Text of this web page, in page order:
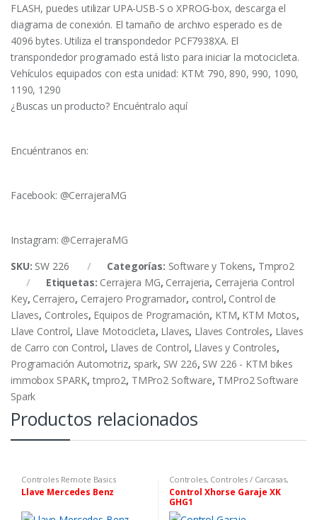
FLASH, puedes utilizar UPA-USB-S o XPROG-box, descarga el
diagrama de conexión. El tamaño de archivo esperado es de
4096 bytes. Utiliza el transpondedor PCF7938XA. El
transpondedor programado está listo para iniciar la motocicleta.
Vehículos equipados con esta unidad: KTM: 790, 890, 990, 1090,
1190, 1290
¿Buscas un producto? Encuéntralo aquí
Encuéntranos en:
Facebook: @CerrajeraMG
Instagram: @CerrajeraMG
SKU: SW 226 Categorías: Software y Tokens, Tmpro2
Etiquetas: Cerrajera MG, Cerrajeria, Cerrajeria Control
Key, Cerrajero, Cerrajero Programador, control, Control de
Llaves, Controles, Equipos de Programación, KTM, KTM Motos,
Llave Control, Llave Motocicleta, Llaves, Llaves Controles, Llaves
de Carro con Control, Llaves de Control, Llaves y Controles,
Programación Automotriz, spark, SW 226, SW 226 - KTM bikes
immobox SPARK, tmpro2, TMPro2 Software, TMPro2 Software
Spark
Productos relacionados
Controles Remote Basics
Llave Mercedes Benz
Controles, Controles / Carcasas,
Xhorse
Control Xhorse Garaje XK
GHG1